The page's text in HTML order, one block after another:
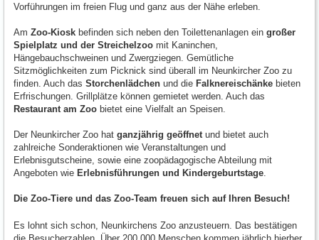
Vorführungen im freien Flug und ganz aus der Nähe erleben.
Am Zoo-Kiosk befinden sich neben den Toilettenanlagen ein großer
Spielplatz und der Streichelzoo mit Kaninchen,
Hängebauchschweinen und Zwergziegen. Gemütliche
Sitzmöglichkeiten zum Picknick sind überall im Neunkircher Zoo zu
finden. Auch das Storchenlädchen und die Falknereischänke bieten
Erfrischungen. Grillplätze können gemietet werden. Auch das
Restaurant am Zoo bietet eine Vielfalt an Speisen.
Der Neunkircher Zoo hat ganzjährig geöffnet und bietet auch
zahlreiche Sonderaktionen wie Veranstaltungen und
Erlebnisgutscheine, sowie eine zoopädagogische Abteilung mit
Angeboten wie Erlebnisführungen und Kindergeburtstage
Die Zoo-Tiere und das Zoo-Team freuen sich auf Ihren Besuch!
Es lohnt sich schon, Neunkirchens Zoo anzusteuern. Das bestätigen